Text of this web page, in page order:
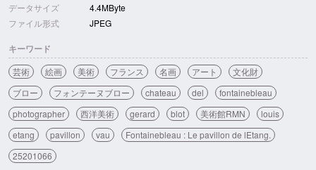
データサイズ
4.4MByte
ファイル形式
JPEG
キーワード
芸術 絵画 美術 フランス 名画 アート
文化財
ブロー
フォンテーヌブロー chateau del
fontainebleau
photographer
西洋美術 gerard blot 美術館RMN
louis
etang
pavillon vau
Fontainebleau : Le pavillon de lEtang.
25201066